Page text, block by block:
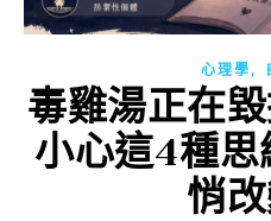
心理學,
毒雞湯正在
小心這4種思
悄